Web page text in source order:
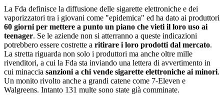
La Fda definisce la diffusione delle sigarette elettroniche e dei
vaporizzatori tra i giovani come "epidemica" ed ha dato ai produttori
60 giorni per mettere a punto un piano che vieti il loro uso ai
teenager. Se le aziende non si atterranno a queste indicazioni
potrebbero essere costrette a ritirare i loro prodotti dal mercato.
La stretta riguarda non solo i produttori ma anche oltre mille
rivenditori, a cui la Fda sta inviando una lettera di avvertimento in
cui minaccia sanzioni a chi vende sigarette elettroniche ai minori.
Un monito rivolto anche a grandi catene come 7-Eleven e
Walgreens. Intanto 131 multe sono state già comminate.